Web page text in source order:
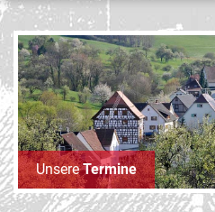
UnsereTermine